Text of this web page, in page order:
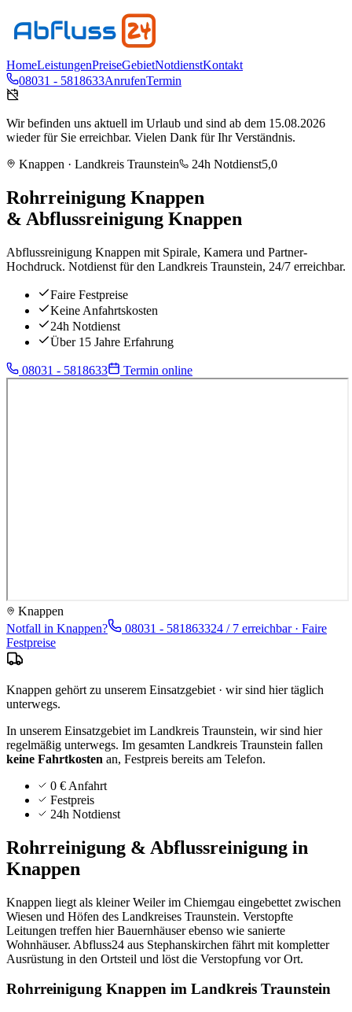
HomeLeistungenPreiseGebietNotdienstKontakt
08031 - 5818633AnrufenTermin
Wir befinden uns aktuell im Urlaub und sind ab dem 15.08.2026
wieder für Sie erreichbar. Vielen Dank für Ihr Verständnis.
Knappen · Landkreis Traunstein 24h Notdienst5,0
Rohrreinigung Knappen
& Abflussreinigung Knappen
Abflussreinigung Knappen mit Spirale, Kamera und Partner-
Hochdruck. Notdienst für den Landkreis Traunstein, 24/7 erreichbar.
Faire Festpreise
Keine Anfahrtskosten
24h Notdienst
Über 15 Jahre Erfahrung
08031 - 5818633 Termin online
Knappen
Notfall in Knappen? 08031 - 581863324 / 7 erreichbar · Faire
Festpreise
Knappen gehört zu unserem Einsatzgebiet · wir sind hier täglich
unterwegs.
In unserem Einsatzgebiet im Landkreis Traunstein, wir sind hier
regelmäßig unterwegs. Im gesamten Landkreis Traunstein fallen
keine Fahrtkosten an, Festpreis bereits am Telefon.
0 € Anfahrt
Festpreis
24h Notdienst
Rohrreinigung & Abflussreinigung in
Knappen
Knappen liegt als kleiner Weiler im Chiemgau eingebettet zwischen
Wiesen und Höfen des Landkreises Traunstein. Verstopfte
Leitungen treffen hier Bauernhäuser ebenso wie sanierte
Wohnhäuser. Abfluss24 aus Stephanskirchen fährt mit kompletter
Ausrüstung in den Ortsteil und löst die Verstopfung vor Ort.
Rohrreinigung Knappen im Landkreis Traunstein